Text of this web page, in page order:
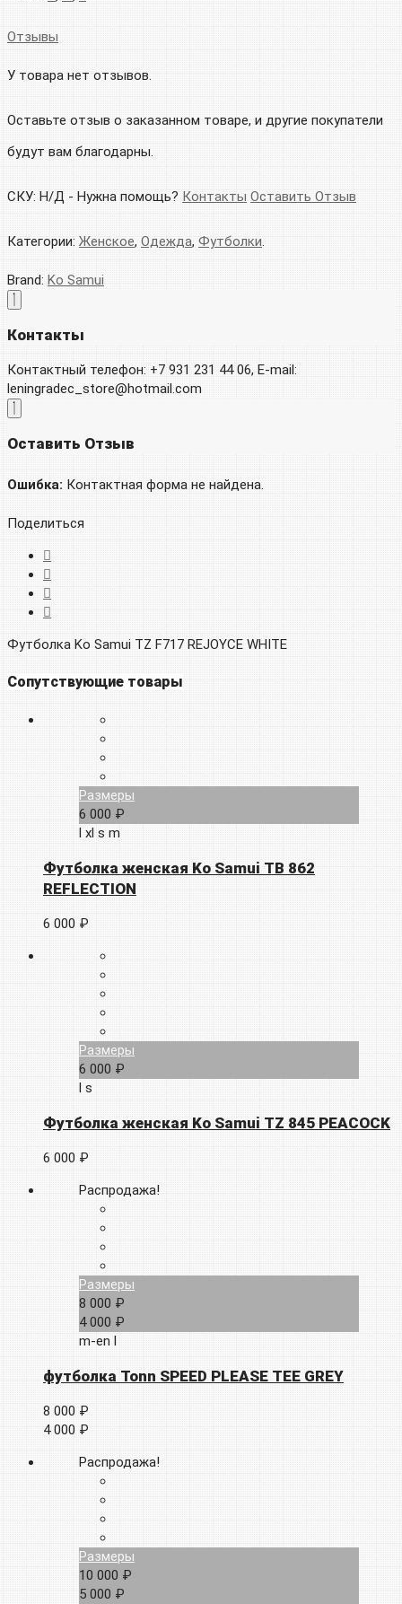
Отзывы
У товара нет отзывов.
Оставьте отзыв о заказанном товаре, и другие покупатели
будут вам благодарны.
СКУ: Н/Д - Нужна помощь? Контакты Оставить Отзыв
Категории: Женское, Одежда, Футболки.
Brand: Ko Samui
Контакты
Контактный телефон: +7 931 231 44 06, E-mail:
leningradec_store@hotmail.com
Оставить Отзыв
Ошибка: Контактная форма не найдена.
Поделиться
Футболка Ko Samui TZ F717 REJOYCE WHITE
Сопутствующие товары
Размеры
6 000 ₽
l xl s m
Футболка женская Ko Samui TB 862
REFLECTION
6 000 ₽
Размеры
6 000 ₽
l s
Футболка женская Ko Samui TZ 845 PEACOCK
6 000 ₽
Распродажа!
Размеры
8 000 ₽
4 000 ₽
m-en l
футболка Tonn SPEED PLEASE TEE GREY
8 000 ₽
4 000 ₽
Распродажа!
Размеры
10 000 ₽
5 000 ₽